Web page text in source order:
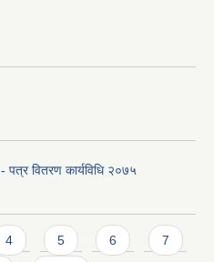
पत्र वितरण कार्यविधि २०७५
4 5 6 7